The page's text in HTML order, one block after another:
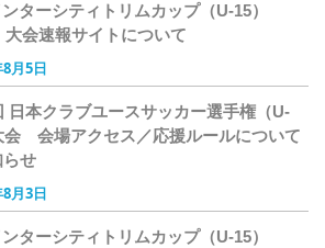
ターシティトリムカップ（U-15）
会速報サイトについて
月5日
日本クラブユースサッカー選手権（U-
会 会場アクセス／応援ルールについて
せ
月3日
ターシティトリムカップ（U-15）